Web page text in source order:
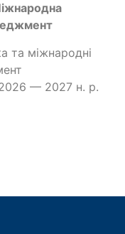
та міжнародні
2026 — 2027 н. р.